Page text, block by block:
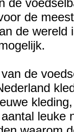
de
de
de wereld
de
leuke